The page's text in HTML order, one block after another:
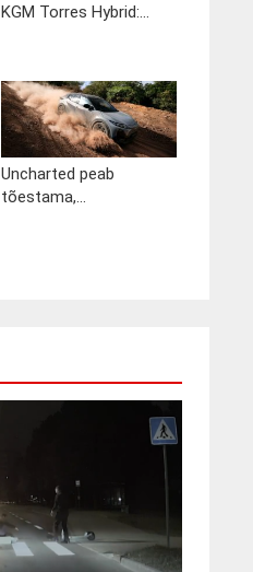
KGM Torres Hybrid:...
Uncharted peab
tõestama,...